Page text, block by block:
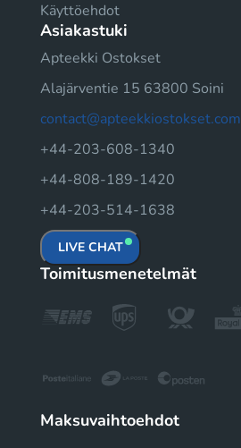
Käyttöehdot
Asiakastuki
Apteekki Ostokset
Alajärventie 15 63800 Soini
contact@apteekkiostokset.com
+44-203-608-1340
+44-808-189-1420
+44-203-514-1638
LIVE CHAT
Toimitusmenetelmät
Maksuvaihtoehdot